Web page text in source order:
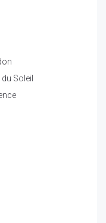
Soleil